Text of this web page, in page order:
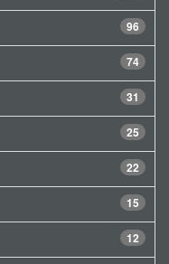
96
74
31
25
22
15
12